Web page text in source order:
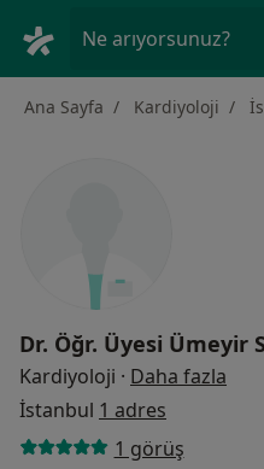
Ne arıyorsunuz?
Ana Sayfa Kardiyoloji
Dr. Öğr. Üyesi Ümeyir
Kardiyoloji · Daha fazla
İstanbul 1 adres
1 görüş